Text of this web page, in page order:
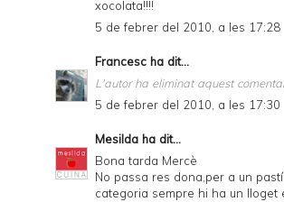
xocolata!!!!
5 de febrer del 2010, a les 17:28
Francesc ha dit...
L'autor ha eliminat aquest
5 de febrer del 2010, a les 17:30
Mesilda ha dit...
Bona tarda Mercè
No passa res dona,per a un
categoria sempre hi ha un lloget